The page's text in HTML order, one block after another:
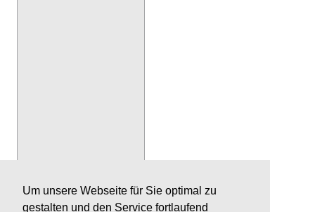
Um unsere Webseite für Sie optimal zu
gestalten und den Service fortlaufend